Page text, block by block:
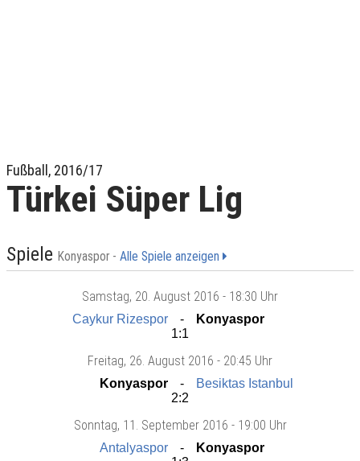
Fußball, 2016/17
Türkei Süper Lig
Spiele Konyaspor - Alle Spiele anzeigen
Samstag, 20. August 2016 - 18:30 Uhr
Caykur Rizespor
Konyaspor
1:1
Freitag, 26. August 2016 - 20:45 Uhr
Konyaspor
Besiktas Istanbul
2:2
Sonntag, 11. September 2016 - 19:00 Uhr
Antalyaspor
Konyaspor